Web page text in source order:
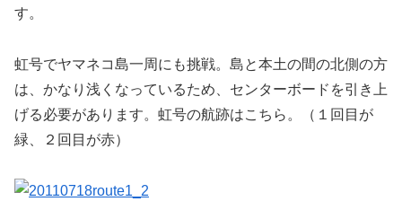
す。
虹号でヤマネコ島一周にも挑戦。島と本土の間の北側の方
は、かなり浅くなっているため、センターボードを引き上
げる必要があります。虹号の航跡はこちら。（１回目が
緑、２回目が赤）